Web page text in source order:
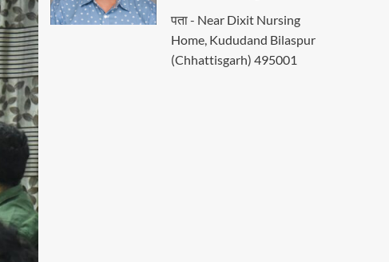
पता - Near Dixit Nursing
Home, Kududand Bilaspur
(Chhattisgarh) 495001